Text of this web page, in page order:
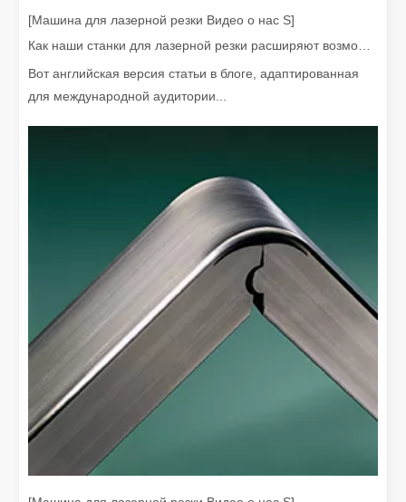
В современном производстве и проектировании точность и
Наши международные партнеры проехали тысячи миль, чтобы посетить нашу фабрику и стать свидетелями волшебства технологии лазерной резки!
Наши международные партнеры проехали тысячи миль, чтобы
[Машина для лазерной резки Видео о нас S]
Вот английская версия статьи в блоге, адаптированная
для международной аудитории...